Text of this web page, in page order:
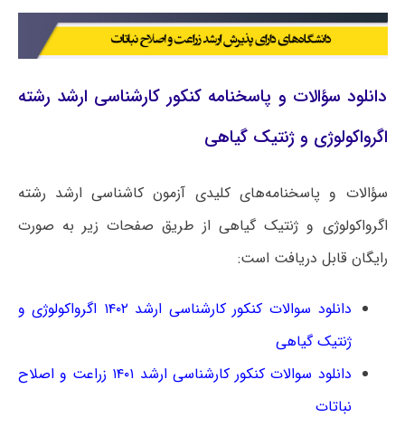
دانلود سؤالات و پاسخنامه کنکور کارشناسی ارشد رشته
اﮔﺮواﻛﻮﻟﻮژی و ژنتیک ﮔﻴﺎهی
سؤالات و پاسخنامه‌های کلیدی آزمون کاشناسی ارشد رشته
اﮔﺮواﻛﻮﻟﻮژی و ژنتیک ﮔﻴﺎهی از طریق صفحات زیر به صورت
رایگان قابل دریافت است:
دانلود سوالات کنکور کارشناسی ارشد ۱۴۰۲ اﮔﺮواﻛﻮﻟﻮژی و
ژنتیک ﮔﻴﺎهی
دانلود سوالات کنکور کارشناسی ارشد ۱۴۰۱ زراعت و اصلاح
نباتات